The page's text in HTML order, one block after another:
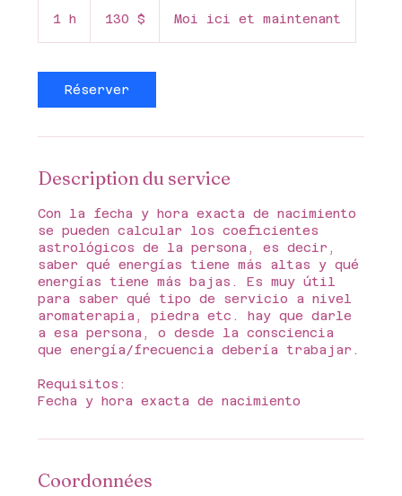
1 h 130 $ Moi ici et maintenant
Réserver
Description du service
Con la fecha y hora exacta de nacimiento
se pueden calcular los coeficientes
astrológicos de la persona, es decir,
saber qué energías tiene más altas y qué
energías tiene más bajas. Es muy útil
para saber qué tipo de servicio a nivel
aromaterapia, piedra etc. hay que darle
a esa persona, o desde la consciencia
que energía/frecuencia debería trabajar.
Requisitos:
Fecha y hora exacta de nacimiento
Coordonnées